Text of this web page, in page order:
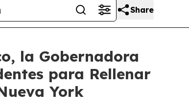
Share
la Gobernadora
para Rellenar
York